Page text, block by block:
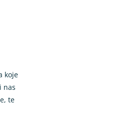
koje
nas
te